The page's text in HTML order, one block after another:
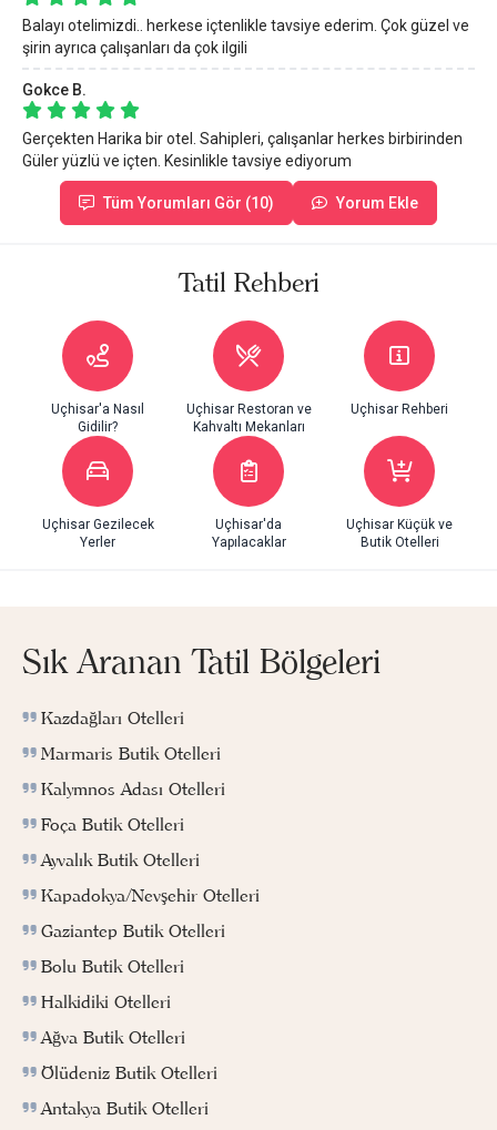
Balayı otelimizdi.. herkese içtenlikle tavsiye ederim. Çok güzel ve
şirin ayrıca çalışanları da çok ilgili
Gokce B.
Gerçekten Harika bir otel. Sahipleri, çalışanlar herkes birbirinden
Güler yüzlü ve içten. Kesinlikle tavsiye ediyorum
Tüm Yorumları Gör (10) Yorum Ekle
Tatil Rehberi
Uçhisar'a Nasıl
Gidilir?
Uçhisar Restoran ve
Kahvaltı Mekanları
Uçhisar Rehberi
Uçhisar Gezilecek
Yerler
Uçhisar'da
Yapılacaklar
Uçhisar Küçük ve
Butik Otelleri
Sık Aranan Tatil Bölgeleri
Kazdağları Otelleri
Marmaris Butik Otelleri
Kalymnos Adası Otelleri
Foça Butik Otelleri
Ayvalık Butik Otelleri
Kapadokya/Nevşehir Otelleri
Gaziantep Butik Otelleri
Bolu Butik Otelleri
Halkidiki Otelleri
Ağva Butik Otelleri
Ölüdeniz Butik Otelleri
Antakya Butik Otelleri